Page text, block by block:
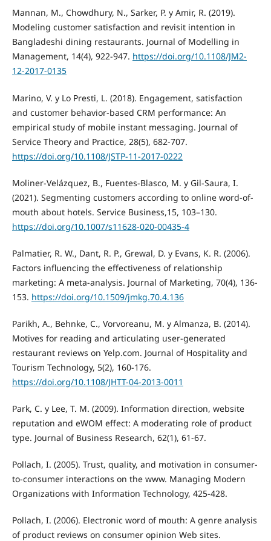
Mannan, M., Chowdhury, N., Sarker, P. y Amir, R. (2019).
Modeling customer satisfaction and revisit intention in
Bangladeshi dining restaurants. Journal of Modelling in
Management, 14(4), 922-947. https://doi.org/10.1108/JM2-
12-2017-0135
Marino, V. y Lo Presti, L. (2018). Engagement, satisfaction
and customer behavior-based CRM performance: An
empirical study of mobile instant messaging. Journal of
Service Theory and Practice, 28(5), 682-707.
https://doi.org/10.1108/JSTP-11-2017-0222
Moliner-Velázquez, B., Fuentes-Blasco, M. y Gil-Saura, I.
(2021). Segmenting customers according to online word-of-
mouth about hotels. Service Business,15, 103–130.
https://doi.org/10.1007/s11628-020-00435-4
Palmatier, R. W., Dant, R. P., Grewal, D. y Evans, K. R. (2006).
Factors influencing the effectiveness of relationship
marketing: A meta-analysis. Journal of Marketing, 70(4), 136-
153. https://doi.org/10.1509/jmkg.70.4.136
Parikh, A., Behnke, C., Vorvoreanu, M. y Almanza, B. (2014).
Motives for reading and articulating user-generated
restaurant reviews on Yelp.com. Journal of Hospitality and
Tourism Technology, 5(2), 160-176.
https://doi.org/10.1108/JHTT-04-2013-0011
Park, C. y Lee, T. M. (2009). Information direction, website
reputation and eWOM effect: A moderating role of product
type. Journal of Business Research, 62(1), 61-67.
Pollach, I. (2005). Trust, quality, and motivation in consumer-
to-consumer interactions on the www. Managing Modern
Organizations with Information Technology, 425-428.
Pollach, I. (2006). Electronic word of mouth: A genre analysis
of product reviews on consumer opinion Web sites.